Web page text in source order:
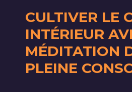
CULTIVER LE
INTÉRIEUR
MÉDITATION
PLEINE